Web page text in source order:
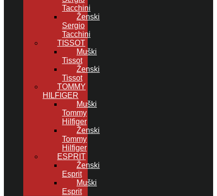
Tacchini
Ženski
Sergio
Tacchini
TISSOT
Muški
Tissot
Ženski
Tissot
TOMMY
HILFIGER
Muški
Tommy
Hilfiger
Ženski
Tommy
Hilfiger
ESPRIT
Ženski
Esprit
Muški
Esprit